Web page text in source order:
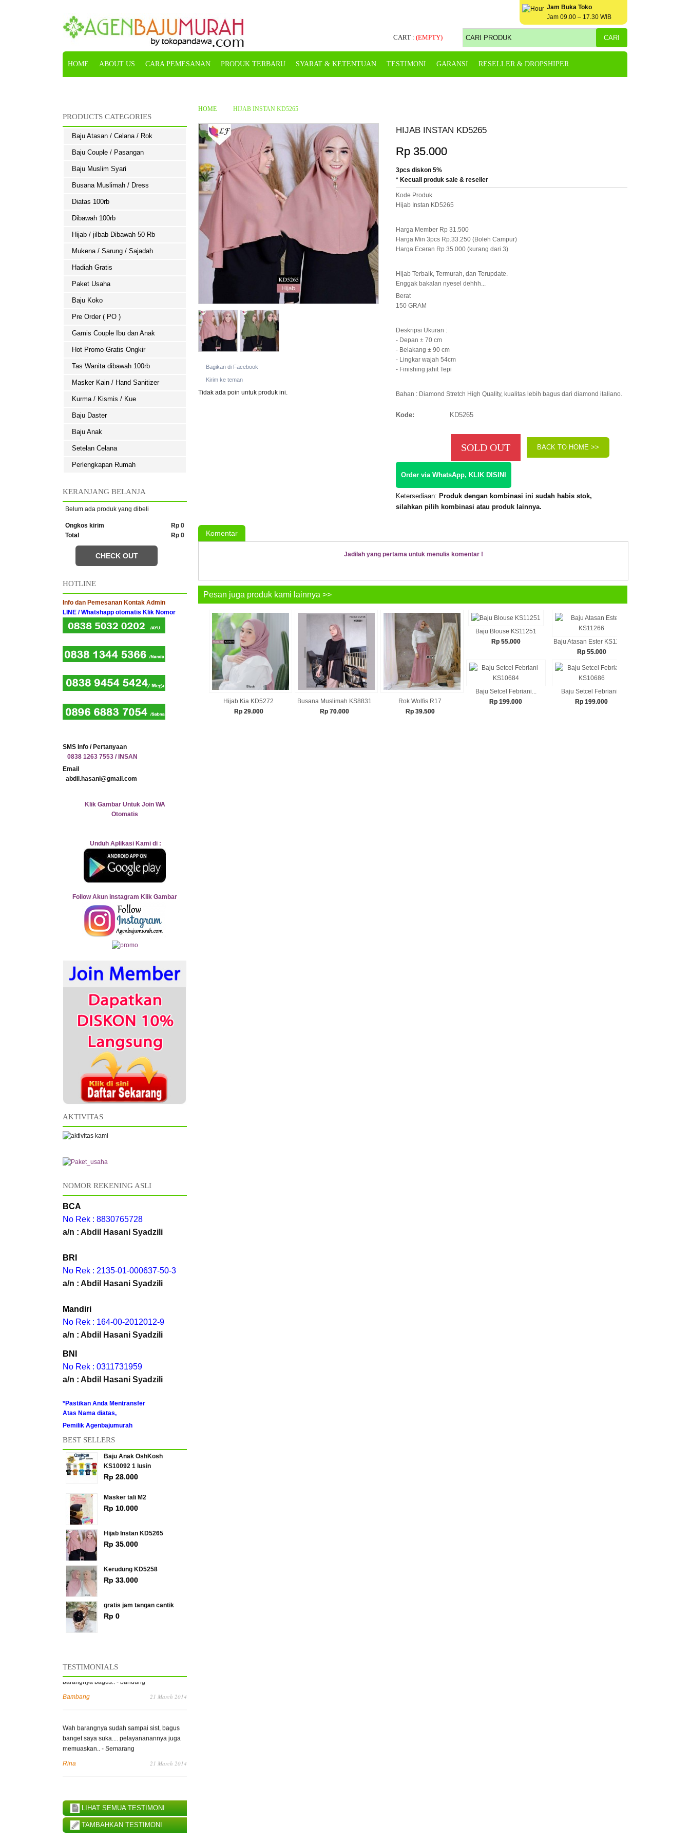
CART : (EMPTY)
Jam Buka Toko
Jam 09.00 – 17.30 WIB
HOME ABOUT US CARA PEMESANAN PRODUK TERBARU SYARAT & KETENTUAN TESTIMONI GARANSI RESELLER & DROPSHIPER
PRODUCTS CATEGORIES
Baju Atasan / Celana / Rok
Baju Couple / Pasangan
Baju Muslim Syari
Busana Muslimah / Dress
Diatas 100rb
Dibawah 100rb
Hijab / jilbab Dibawah 50 Rb
Mukena / Sarung / Sajadah
Hadiah Gratis
Paket Usaha
Baju Koko
Pre Order ( PO )
Gamis Couple Ibu dan Anak
Hot Promo Gratis Ongkir
Tas Wanita dibawah 100rb
Masker Kain / Hand Sanitizer
Kurma / Kismis / Kue
Baju Daster
Baju Anak
Setelan Celana
Perlengkapan Rumah
KERANJANG BELANJA
Belum ada produk yang dibeli
Rp 0
Ongkos kirim
Rp 0
Total
CHECK OUT
HOTLINE
Info dan Pemesanan Kontak Admin
LINE / Whatshapp otomatis Klik Nomor
SMS Info / Pertanyaan
0838 1263 7553 / INSAN
Email
abdil.hasani@gmail.com
Klik Gambar Untuk Join WA
Otomatis
Unduh Aplikasi Kami di :
Follow Akun instagram Klik Gambar
AKTIVITAS
NOMOR REKENING ASLI
BCA
No Rek : 8830765728
a/n : Abdil Hasani Syadzili
BRI
No Rek : 2135-01-000637-50-3
a/n : Abdil Hasani Syadzili
Mandiri
No Rek : 164-00-2012012-9
a/n : Abdil Hasani Syadzili
BNI
No Rek : 0311731959
a/n : Abdil Hasani Syadzili
*Pastikan Anda Mentransfer
Atas Nama diatas,
Pemilik Agenbajumurah
BEST SELLERS
Baju Anak OshKosh
KS10092 1 lusin
Rp 28.000
Masker tali M2
Rp 10.000
Hijab Instan KD5265
Rp 35.000
Kerudung KD5258
Rp 33.000
gratis jam tangan cantik
Rp 0
TESTIMONIALS
Bambang 21 March 2014
memuaskan.. - Semarang
Rina 21 March 2014
LIHAT SEMUA TESTIMONI
TAMBAHKAN TESTIMONI
HOME HIJAB INSTAN KD5265
Bagikan di Facebook
Kirim ke teman
Tidak ada poin untuk produk ini.
HIJAB INSTAN KD5265
Rp 35.000
3pcs diskon 5%
* Kecuali produk sale & reseller
Kode Produk
Hijab Instan KD5265
Harga Member Rp 31.500
Harga Min 3pcs Rp.33.250 (Boleh Campur)
Harga Eceran Rp 35.000 (kurang dari 3)
Hijab Terbaik, Termurah, dan Terupdate.
Enggak bakalan nyesel dehhh...
Berat
150 GRAM
Deskripsi Ukuran :
- Depan ± 70 cm
- Belakang ± 90 cm
- Lingkar wajah 54cm
- Finishing jahit Tepi
Bahan : Diamond Stretch High Quality, kualitas lebih bagus dari diamond italiano.
Kode: KD5265
SOLD OUT BACK TO HOME >>
Order via WhatsApp, KLIK DISINI
Ketersediaan: Produk dengan kombinasi ini sudah habis stok,
silahkan pilih kombinasi atau produk lainnya.
Komentar
Jadilah yang pertama untuk menulis komentar !
Pesan juga produk kami lainnya >>
Hijab Kia KD5272
Rp 29.000
Busana Muslimah KS8831
Rp 70.000
Rok Wolfis R17
Rp 39.500
Baju Blouse KS11251
Rp 55.000
Baju Atasan Ester KS11266
Rp 55.000
Baju Setcel Febriani...
Rp 199.000
Baju Setcel Febriani...
Rp 199.000